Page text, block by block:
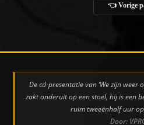
👈 Vorige
De cd-presentatie van ‘We zijn weer
zakt onderuit op een stoel, hij is een
ruim tweeënhalf uur
Door: